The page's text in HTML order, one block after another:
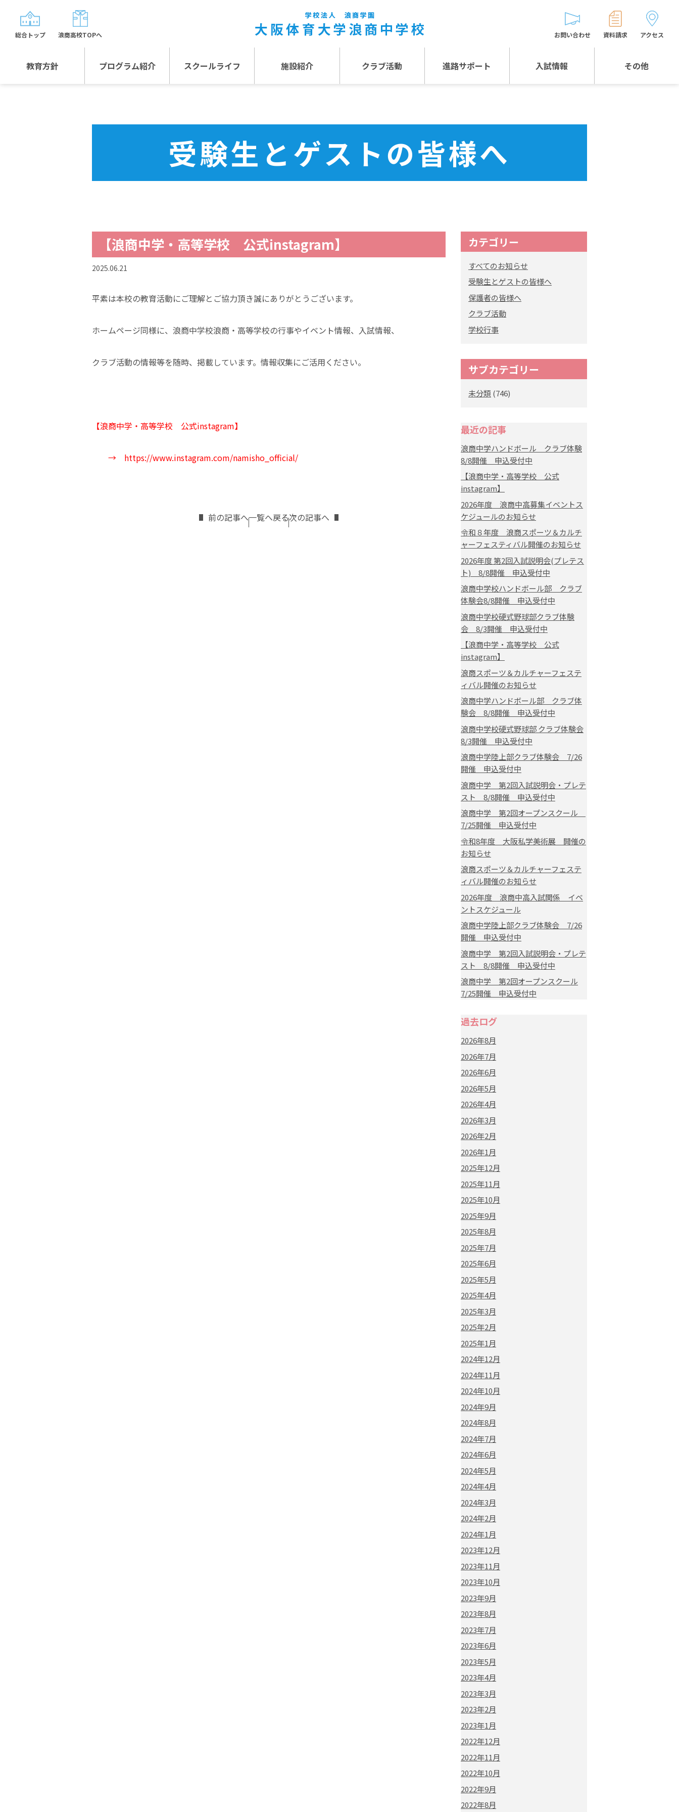
教育方針 プログラム紹介 スクールライフ 施設紹介 クラブ活動 進路サポート 入試情報 その他
お問い合わせ 資料請求 アクセス
総合トップ 浪商高校TOPへ
受験生とゲストの皆様へ
【浪商中学・高等学校 公式instagram】
2025.06.21
平素は本校の教育活動にご理解とご協力頂き誠にありがとうございます。
ホームページ同様に、浪商中学校浪商・高等学校の行事やイベント情報、入試情報、
クラブ活動の情報等を随時、掲載しています。情報収集にご活用ください。
【浪商中学 ・高等学校 公式instagram】
→ https://www.instagram.com/namisho_official/
前の記事へ一覧へ戻る次の記事へ
カテゴリー
すべてのお知らせ
受験生とゲストの皆様へ
保護者の皆様へ
クラブ活動
学校行事
サブカテゴリー
未分類 (746)
最近の記事
浪商中学ハンドボール クラブ体験
8/8開催 申込受付中
【浪商中学・高等学校 公式
instagram】
2026年度 浪商中高募集イベントス
ケジュールのお知らせ
令和８年度 浪商スポーツ＆カルチ
ャーフェスティバル開催のお知らせ
2026年度 第2回入試説明会(プレテス
ト) 8/8開催 申込受付中
浪商中学校ハンドボール部 クラブ
体験会8/8開催 申込受付中
浪商中学校硬式野球部クラブ体験
会 8/3開催 申込受付中
【浪商中学・高等学校 公式
instagram】
浪商スポーツ＆カルチャーフェステ
ィバル開催のお知らせ
浪商中学ハンドボール部 クラブ体
験会 8/8開催 申込受付中
浪商中学校硬式野球部 クラブ体験会
8/3開催 申込受付中
浪商中学陸上部クラブ体験会 7/26
開催 申込受付中
浪商中学 第2回入試説明会・プレテ
スト 8/8開催 申込受付中
浪商中学 第2回オープンスクール
7/25開催 申込受付中
令和8年度 大阪私学美術展 開催の
お知らせ
浪商スポーツ＆カルチャーフェステ
ィバル開催のお知らせ
2026年度 浪商中高入試関係 イベ
ントスケジュール
浪商中学陸上部クラブ体験会 7/26
開催 申込受付中
浪商中学 第2回入試説明会・プレテ
スト 8/8開催 申込受付中
浪商中学 第2回オープンスクール
7/25開催 申込受付中
過去ログ
2026年8月
2026年7月
2026年6月
2026年5月
2026年4月
2026年3月
2026年2月
2026年1月
2025年12月
2025年11月
2025年10月
2025年9月
2025年8月
2025年7月
2025年6月
2025年5月
2025年4月
2025年3月
2025年2月
2025年1月
2024年12月
2024年11月
2024年10月
2024年9月
2024年8月
2024年7月
2024年6月
2024年5月
2024年4月
2024年3月
2024年2月
2024年1月
2023年12月
2023年11月
2023年10月
2023年9月
2023年8月
2023年7月
2023年6月
2023年5月
2023年4月
2023年3月
2023年2月
2023年1月
2022年12月
2022年11月
2022年10月
2022年9月
2022年8月